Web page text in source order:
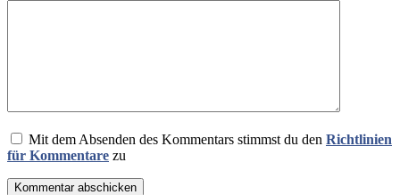
Mit dem Absenden des Kommentars stimmst du den Richtlinien
für Kommentare zu
Kommentar abschicken